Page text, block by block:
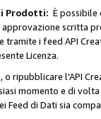
Prodotti: È
approvazione
tramite i feed API
Licenza.
ripubblicare l'API
momento e di
Feed di Dati sia